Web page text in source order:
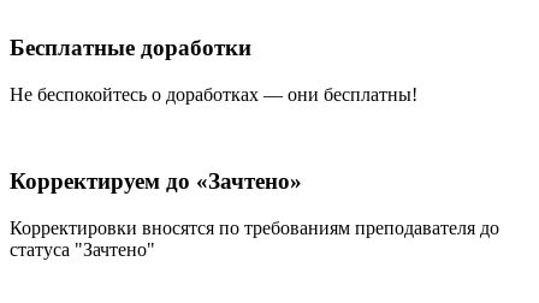
Бесплатные доработки
Не беспокойтесь о доработках — они бесплатны!
Корректируем до «Зачтено»
Корректировки вносятся по требованиям преподавателя до
статуса "Зачтено"